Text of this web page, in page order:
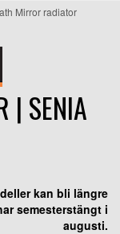
Mirror radiator
| SENIA
kan bli längre
semesterstängt i
augusti.